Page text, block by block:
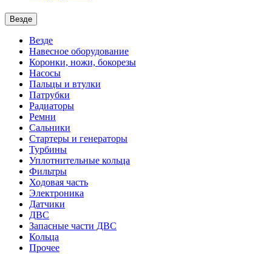
Везде
Везде
Навесное оборудование
Коронки, ножи, бокорезы
Насосы
Пальцы и втулки
Патрубки
Радиаторы
Ремни
Сальники
Стартеры и генераторы
Турбины
Уплотнительные кольца
Фильтры
Ходовая часть
Электроника
Датчики
ДВС
Запасные части ДВС
Кольца
Прочее